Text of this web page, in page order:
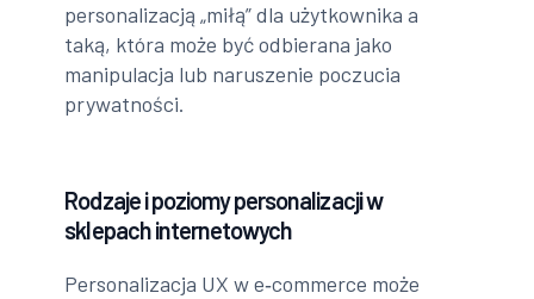
personalizacją „miłą” dla użytkownika a
taką, która może być odbierana jako
manipulacja lub naruszenie poczucia
prywatności.
Rodzaje i poziomy personalizacji w
sklepach internetowych
Personalizacja UX w e‑commerce może